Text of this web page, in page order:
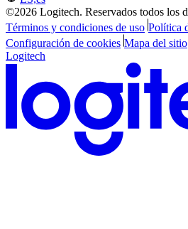
©2026 Logitech. Reservados todos los
Términos y condiciones de uso Política
Configuración de cookies Mapa del sitio
Logitech